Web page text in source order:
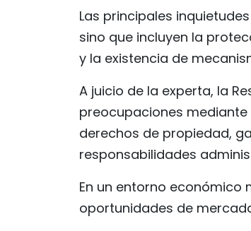
Las principales
sino que incluyen la
y la existencia de
A juicio de la experta, la
preocupaciones
derechos de propiedad,
responsabilidades
En un entorno económico
oportunidades de